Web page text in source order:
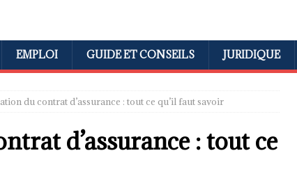
EMPLOI GUIDE ET CONSEILS JURIDIQUE
du contrat d’assurance : tout ce qu’il faut savoir
d’assurance : tout ce